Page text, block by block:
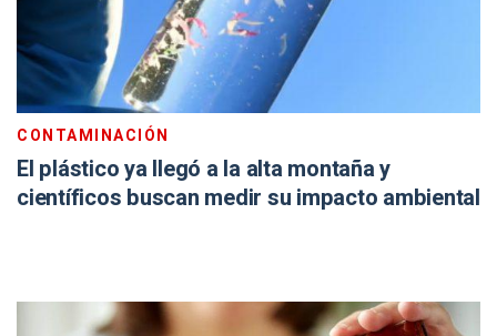
CONTAMINACIÓN
El plástico ya llegó a la alta montaña y
científicos buscan medir su impacto ambiental